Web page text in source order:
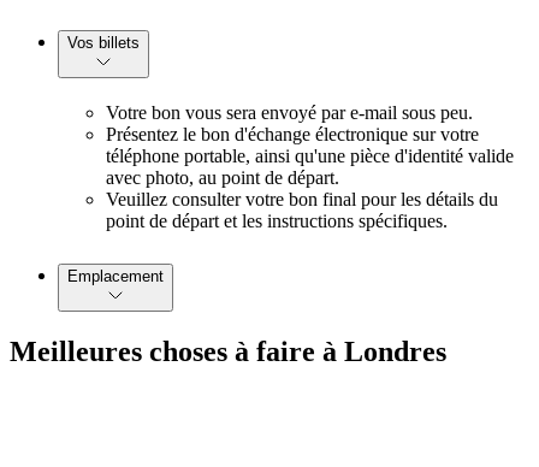
Vos billets
Votre bon vous sera envoyé par e-mail sous peu.
Présentez le bon d'échange électronique sur votre
téléphone portable, ainsi qu'une pièce d'identité valide
avec photo, au point de départ.
Veuillez consulter votre bon final pour les détails du
point de départ et les instructions spécifiques.
Emplacement
Meilleures choses à faire à Londres